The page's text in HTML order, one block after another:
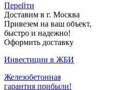
Перейти
Доставим в г. Москва
Привезем на ваш объект,
быстро и надежно!
Оформить доставку
Инвестиции в ЖБИ
Железобетонная
гарантия прибыли!